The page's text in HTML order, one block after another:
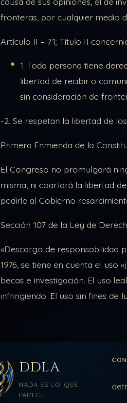
fronteras, por cualquier medio
Artículo II – 71; Título II
1. Toda persona tiene
libertad de recibir o
sin consideración de
-2. Se respetan la libertad de
Primera Enmienda de la
El Congreso no promulgará
misma, ni coartará la libertad
pedirle al Gobierno
Sección 107 de la Ley de
«Descargo de responsabilidad
1976, se tiene en cuenta el uso
becas e investigación. El uso
infringiendo. El uso sin fines de
DDLA
NADA ES LO QUE
PARECE